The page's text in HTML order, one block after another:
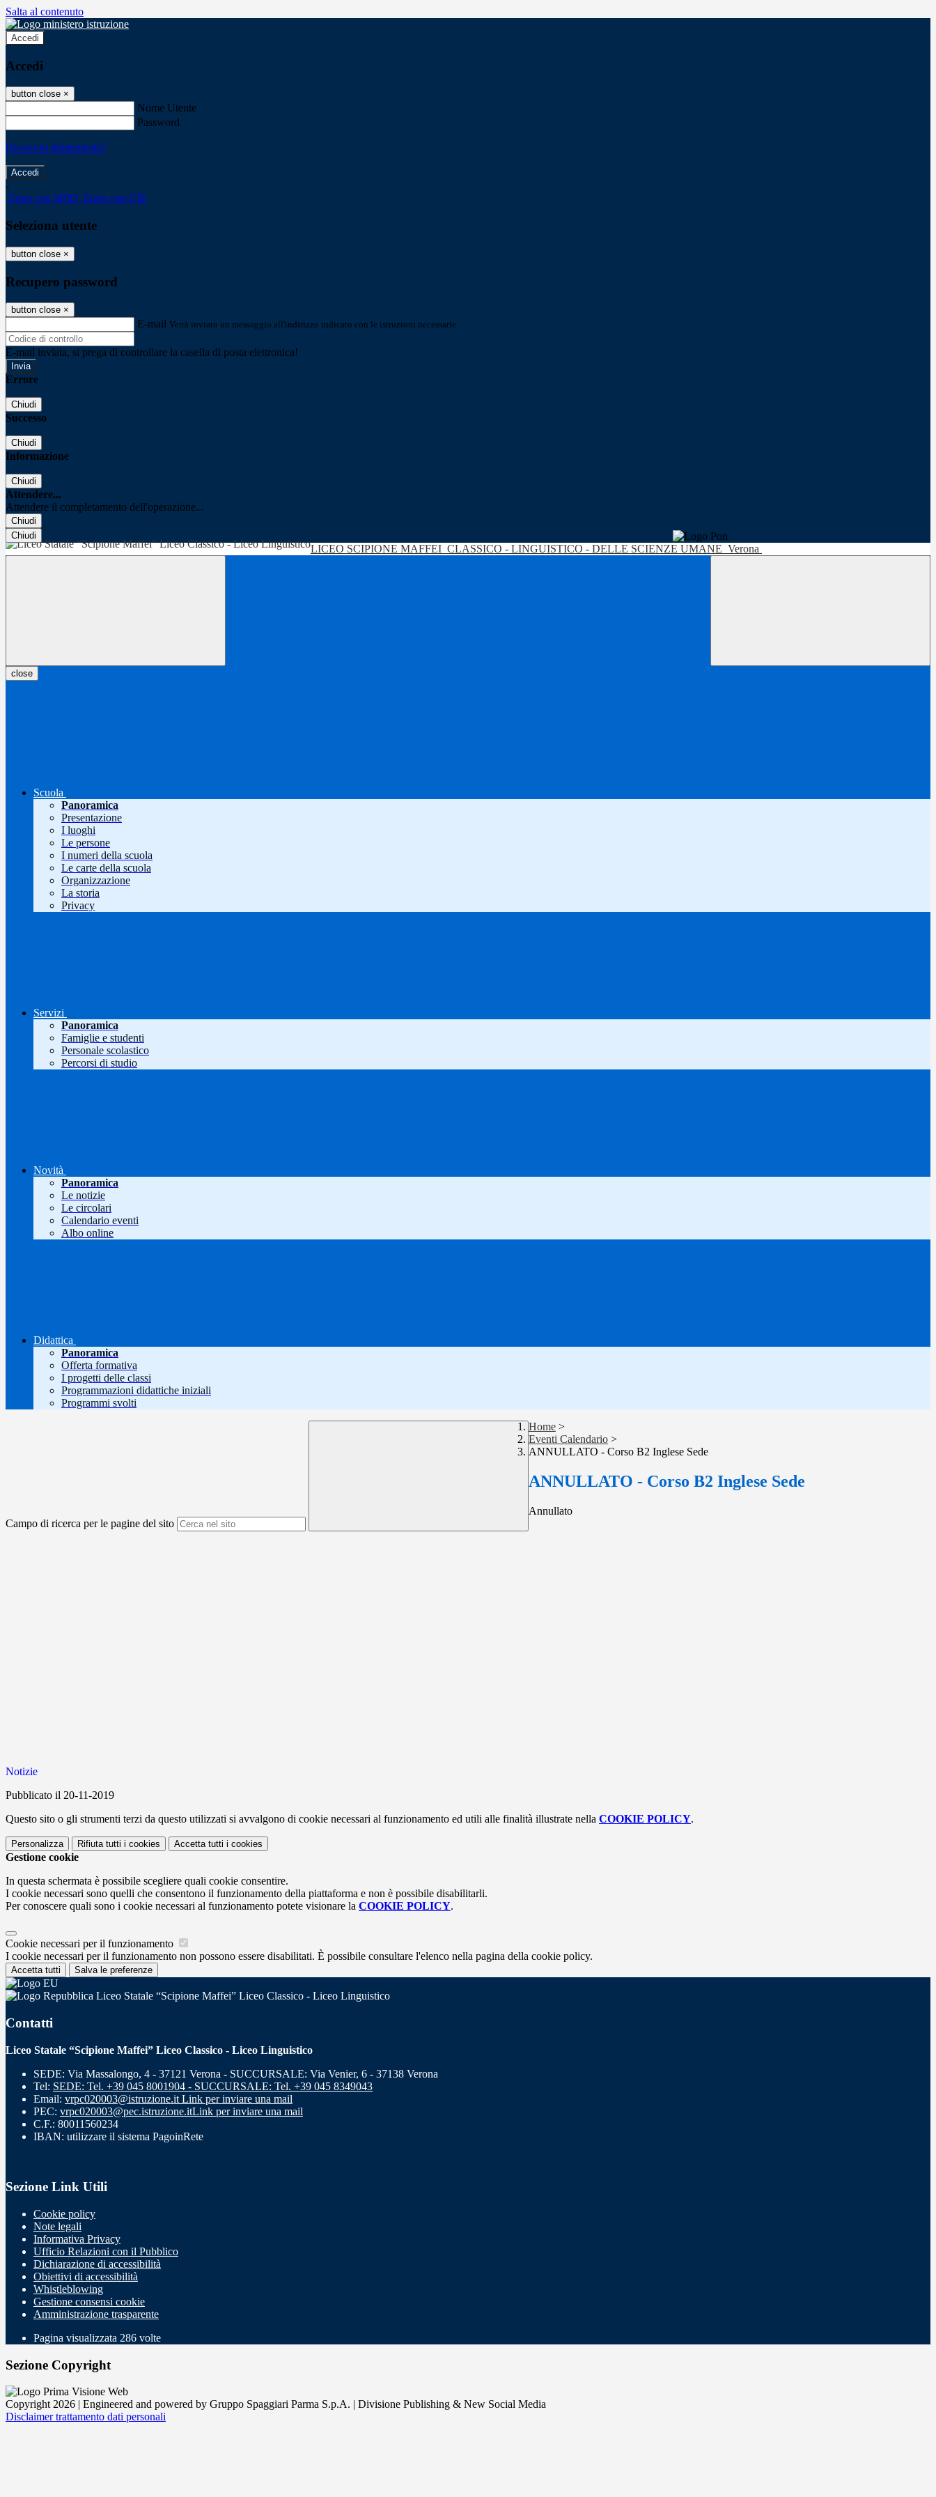
Salta al contenuto
Accedi
Accedi
button close ×
Nome Utente
Password
Password dimenticata?
-
Entra con SPID Entra con CIE
Seleziona utente
button close ×
Recupero password
button close ×
E-mail Verrà inviato un messaggio all'indirizzo indicato con le istruzioni necessarie.
E-mail inviata, si prega di controllare la casella di posta elettronica!
Errore
Chiudi
Successo
Chiudi
Informazione
Chiudi
Attendere...
Attendere il completamento dell'operazione...
Chiudi
Chiudi
LICEO SCIPIONE MAFFEI CLASSICO - LINGUISTICO - DELLE SCIENZE UMANE Verona
close
Scuola
Panoramica
Presentazione
I luoghi
Le persone
I numeri della scuola
Le carte della scuola
Organizzazione
La storia
Privacy
Servizi
Panoramica
Famiglie e studenti
Personale scolastico
Percorsi di studio
Novità
Panoramica
Le notizie
Le circolari
Calendario eventi
Albo online
Didattica
Panoramica
Offerta formativa
I progetti delle classi
Programmazioni didattiche iniziali
Programmi svolti
Campo di ricerca per le pagine del sito
Home >
Eventi Calendario >
ANNULLATO - Corso B2 Inglese Sede
ANNULLATO - Corso B2 Inglese Sede
Annullato
Notizie
Pubblicato il 20-11-2019
Questo sito o gli strumenti terzi da questo utilizzati si avvalgono di cookie necessari al funzionamento ed utili alle finalità illustrate nella COOKIE POLICY.
Personalizza Rifiuta tutti i cookies Accetta tutti i cookies
Gestione cookie
In questa schermata è possibile scegliere quali cookie consentire.
I cookie necessari sono quelli che consentono il funzionamento della piattaforma e non è possibile disabilitarli.
Per conoscere quali sono i cookie necessari al funzionamento potete visionare la COOKIE POLICY.
Cookie necessari per il funzionamento
I cookie necessari per il funzionamento non possono essere disabilitati. È possibile consultare l'elenco nella pagina della cookie policy.
Accetta tutti Salva le preferenze
Liceo Statale “Scipione Maffei” Liceo Classico - Liceo Linguistico
Contatti
Liceo Statale “Scipione Maffei” Liceo Classico - Liceo Linguistico
SEDE: Via Massalongo, 4 - 37121 Verona - SUCCURSALE: Via Venier, 6 - 37138 Verona
Tel: SEDE: Tel. +39 045 8001904 - SUCCURSALE: Tel. +39 045 8349043
Email: vrpc020003@istruzione.it Link per inviare una mail
PEC: vrpc020003@pec.istruzione.itLink per inviare una mail
C.F.: 80011560234
IBAN: utilizzare il sistema PagoinRete
Sezione Link Utili
Cookie policy
Note legali
Informativa Privacy
Ufficio Relazioni con il Pubblico
Dichiarazione di accessibilità
Obiettivi di accessibilità
Whistleblowing
Gestione consensi cookie
Amministrazione trasparente
Pagina visualizzata 286 volte
Sezione Copyright
Copyright 2026 | Engineered and powered by Gruppo Spaggiari Parma S.p.A. | Divisione Publishing & New Social Media
Disclaimer trattamento dati personali